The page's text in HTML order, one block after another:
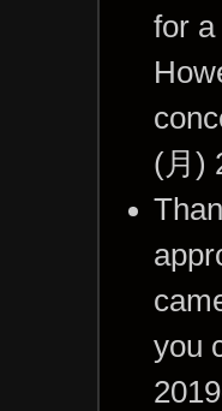
for
(月)
you